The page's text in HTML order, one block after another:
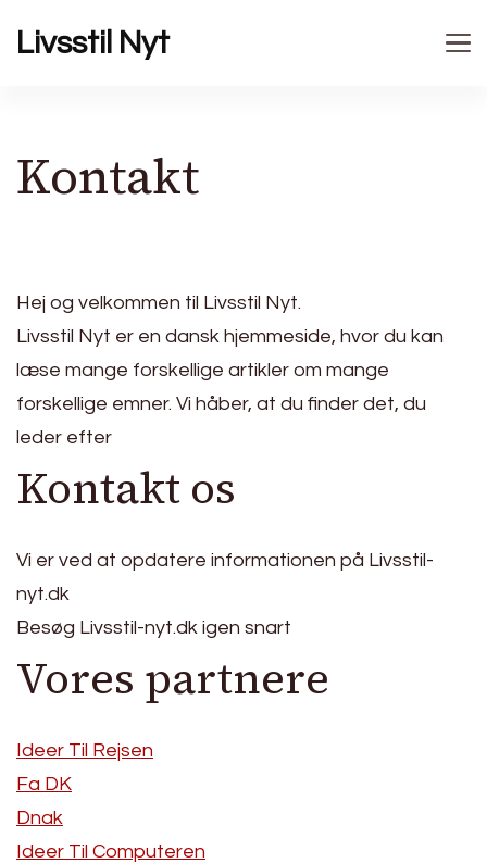
Livsstil Nyt
Kontakt
Hej og velkommen til Livsstil Nyt.
Livsstil Nyt er en dansk hjemmeside, hvor du kan
læse mange forskellige artikler om mange
forskellige emner. Vi håber, at du finder det, du
leder efter
Kontakt os
Vi er ved at opdatere informationen på Livsstil-
nyt.dk
Besøg Livsstil-nyt.dk igen snart
Vores partnere
Ideer Til Rejsen
Fa DK
Dnak
Ideer Til Computeren